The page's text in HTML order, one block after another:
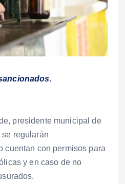
presidente municipal de
regularán
cuentan con permisos para
y en caso de no